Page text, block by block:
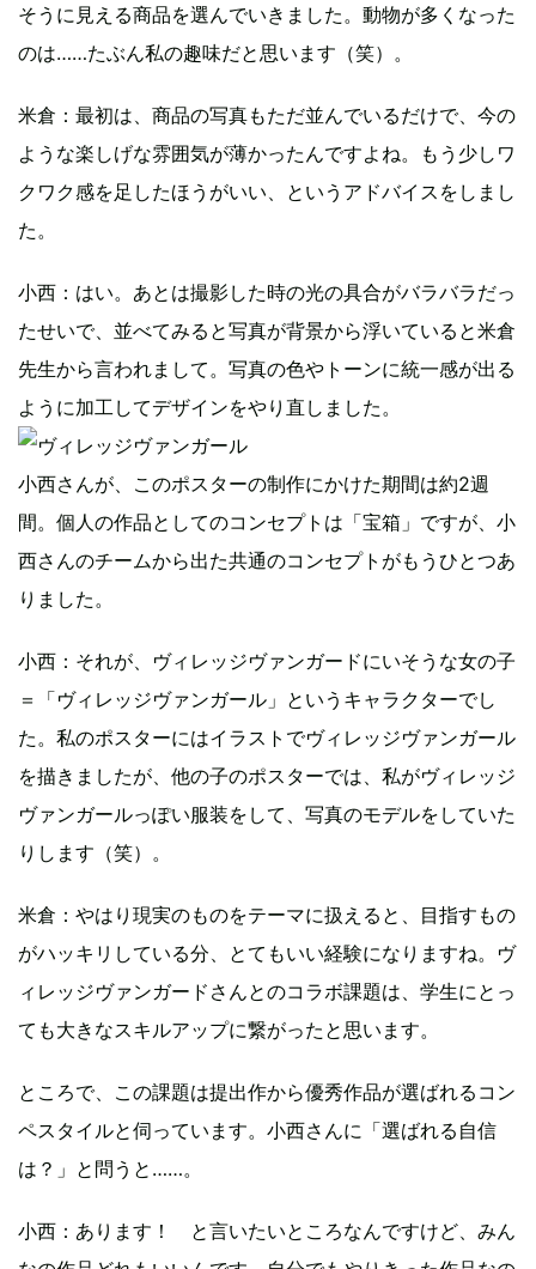
そうに見える商品を選んでいきました。動物が多くなった
のは……たぶん私の趣味だと思います（笑）。
米倉：最初は、商品の写真もただ並んでいるだけで、今の
ような楽しげな雰囲気が薄かったんですよね。もう少しワ
クワク感を足したほうがいい、というアドバイスをしまし
た。
小西：はい。あとは撮影した時の光の具合がバラバラだっ
たせいで、並べてみると写真が背景から浮いていると米倉
先生から言われまして。写真の色やトーンに統一感が出る
ように加工してデザインをやり直しました。
小西さんが、このポスターの制作にかけた期間は約2週
間。個人の作品としてのコンセプトは「宝箱」ですが、小
西さんのチームから出た共通のコンセプトがもうひとつあ
りました。
小西：それが、ヴィレッジヴァンガードにいそうな女の子
＝「ヴィレッジヴァンガール」というキャラクターでし
た。私のポスターにはイラストでヴィレッジヴァンガール
を描きましたが、他の子のポスターでは、私がヴィレッジ
ヴァンガールっぽい服装をして、写真のモデルをしていた
りします（笑）。
米倉：やはり現実のものをテーマに扱えると、目指すもの
がハッキリしている分、とてもいい経験になりますね。ヴ
ィレッジヴァンガードさんとのコラボ課題は、学生にとっ
ても大きなスキルアップに繋がったと思います。
ところで、この課題は提出作から優秀作品が選ばれるコン
ペスタイルと伺っています。小西さんに「選ばれる自信
は？」と問うと……。
小西：あります！ と言いたいところなんですけど、みん